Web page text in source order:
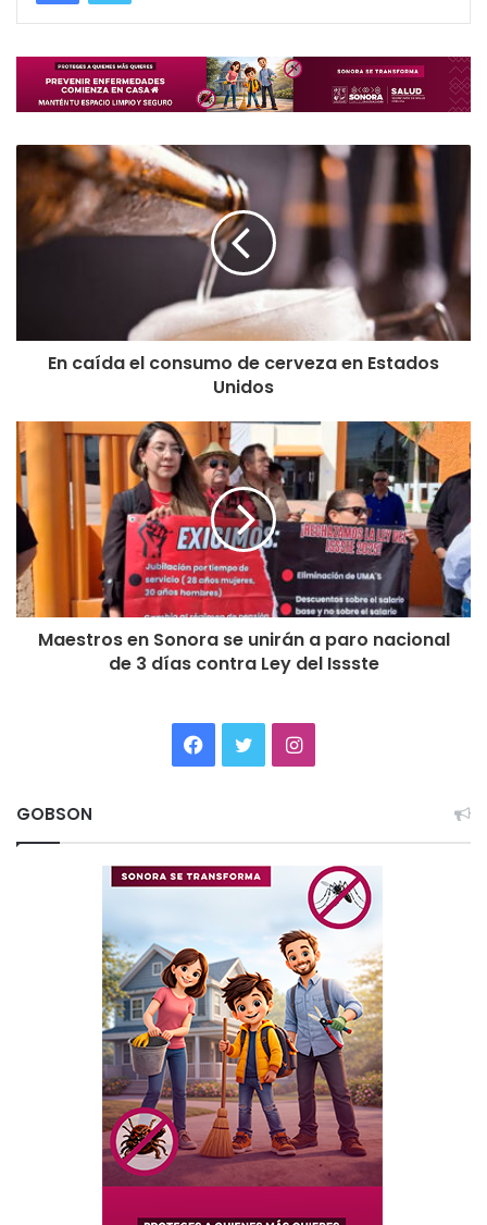
En caída el consumo de cerveza en Estados
Unidos
Maestros en Sonora se unirán a paro nacional
de 3 días contra Ley del Issste
Facebook
TwitterInstagram
GOBSON